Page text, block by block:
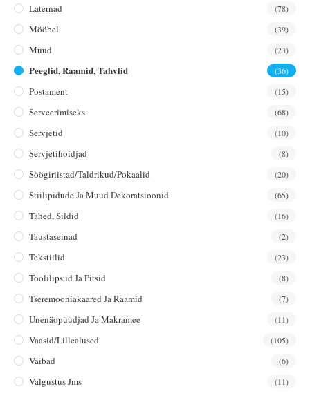
Laternad (78)
Mööbel (39)
Muud (23)
Peeglid, Raamid, Tahvlid (36)
Postament (15)
Serveerimiseks (68)
Servjetid (10)
Servjetihoidjad (8)
Söögiriistad/taldrikud/pokaalid (20)
Stiilipidude Ja Muud Dekoratsioonid (65)
Tähed, Sildid (16)
Taustaseinad (2)
Tekstiilid (23)
Toolilipsud Ja Pitsid (8)
Tseremooniakaared Ja Raamid (7)
Unenäopüüdjad Ja Makramee (11)
Vaasid/lillealused (105)
Vaibad (6)
Valgustus Jms (11)